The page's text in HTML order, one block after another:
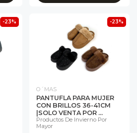
-23% -23%
O´MAS
PANTUFLA PARA MUJER
CON BRILLOS 36-41CM
|SOLO VENTA POR ...
Productos De Invierno Por
Mayor